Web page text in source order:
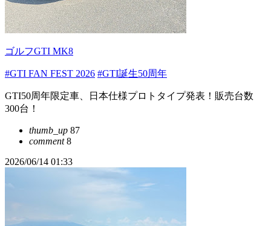
ゴルフGTI MK8
#GTI FAN FEST 2026 #GTI誕生50周年
GTI50周年限定車、日本仕様プロトタイプ発表！販売台数
300台！
thumb_up 87
comment8
2026/06/14 01:33